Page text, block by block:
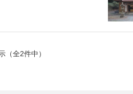
（全2件中）